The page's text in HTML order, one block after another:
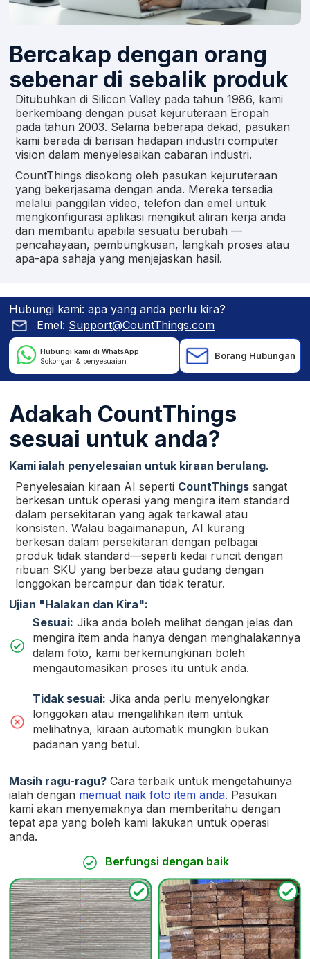
Bercakap dengan orang
sebenar di sebalik produk
Ditubuhkan di Silicon Valley pada tahun 1986, kami
berkembang dengan pusat kejuruteraan Eropah
pada tahun 2003. Selama beberapa dekad, pasukan
kami berada di barisan hadapan industri computer
vision dalam menyelesaikan cabaran industri.
CountThings disokong oleh pasukan kejuruteraan
yang bekerjasama dengan anda. Mereka tersedia
melalui panggilan video, telefon dan emel untuk
mengkonfigurasi aplikasi mengikut aliran kerja anda
dan membantu apabila sesuatu berubah —
pencahayaan, pembungkusan, langkah proses atau
apa-apa sahaja yang menjejaskan hasil.
Hubungi kami: apa yang anda perlu kira?
Emel: Support@CountThings.com
Hubungi kami di WhatsApp
Sokongan & penyesuaian
Borang Hubungan
Adakah CountThings
sesuai untuk anda?
Kami ialah penyelesaian untuk kiraan berulang.
Penyelesaian kiraan AI seperti CountThingssangat
berkesan untuk operasi yang mengira item standard
dalam persekitaran yang agak terkawal atau
konsisten. Walau bagaimanapun, AI kurang
berkesan dalam persekitaran dengan pelbagai
produk tidak standard—seperti kedai runcit dengan
ribuan SKU yang berbeza atau gudang dengan
longgokan bercampur dan tidak teratur.
Ujian "Halakan dan Kira":
Sesuai: Jika anda boleh melihat dengan jelas dan
mengira item anda hanya dengan menghalakannya
dalam foto, kami berkemungkinan boleh
mengautomasikan proses itu untuk anda.
Tidak sesuai: Jika anda perlu menyelongkar
longgokan atau mengalihkan item untuk
melihatnya, kiraan automatik mungkin bukan
padanan yang betul.
Masih ragu-ragu? Cara terbaik untuk mengetahuinya
ialah dengan memuat naik foto item anda. Pasukan
kami akan menyemaknya dan memberitahu dengan
tepat apa yang boleh kami lakukan untuk operasi
anda.
Berfungsi dengan baik